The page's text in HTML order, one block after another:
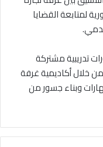
لمتابعة القضايا
تدريبية مشتركة
خلال أكاديمية غرفة
وبناء جسور من